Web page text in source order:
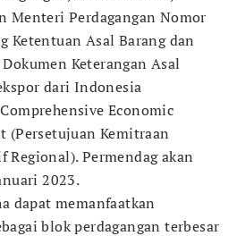
Menteri Perdagangan Nomor
Ketentuan Asal Barang dan
Keterangan Asal
dari Indonesia
Economic
(Persetujuan Kemitraan
Regional). Permendag akan
2023.
dapat memanfaatkan
blok perdagangan terbesar